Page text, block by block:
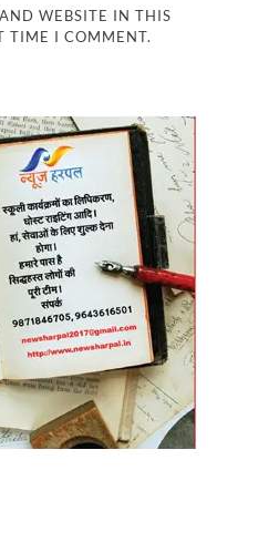
WEBSITE IN THIS
TIME I COMMENT.